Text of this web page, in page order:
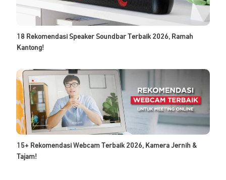
18 Rekomendasi Speaker Soundbar Terbaik 2026, Ramah
Kantong!
15+ Rekomendasi Webcam Terbaik 2026, Kamera Jernih &
Tajam!